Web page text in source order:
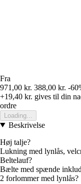
Fra
971,00 kr. 388,00 kr. -
+19,40 kr. gives til din
ordre
Loading...
Beskrivelse
Høj talje?
Lukning med lynlås,
Beltelauf?
Bælte med spænde
2 forlommer med lynlås?